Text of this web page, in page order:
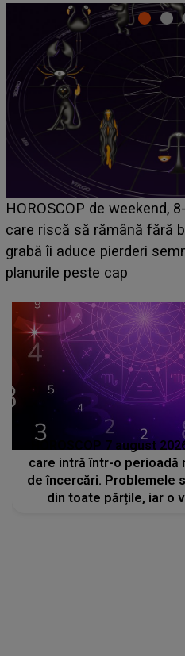
Emanuel a ținut ACEST
acum! În fața Alexandrei,
face o MĂRTURISIRE
sa: "I-am spus și ei în față,
HOROSCOP 7 august
care intră într-o perioadă
de încercări. Problemele
din toate părțile, iar o